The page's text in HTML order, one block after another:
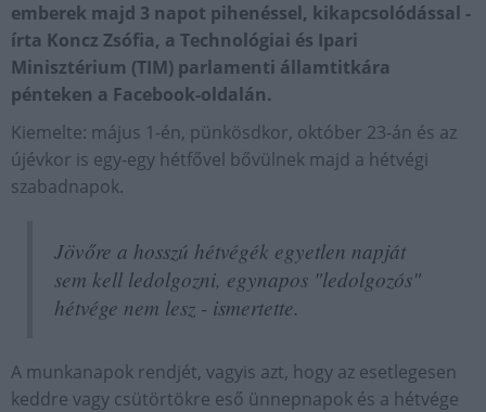
emberek majd 3 napot pihenéssel, kikapcsolódással -
írta Koncz Zsófia, a Technológiai és Ipari
Minisztérium (TIM) parlamenti államtitkára
pénteken a Facebook-oldalán.
Kiemelte: május 1-én, pünkösdkor, október 23-án és az
újévkor is egy-egy hétfővel bővülnek majd a hétvégi
szabadnapok.
Jövőre a hosszú hétvégék egyetlen napját
sem kell ledolgozni, egynapos "ledolgozós"
hétvége nem lesz - ismertette.
A munkanapok rendjét, vagyis azt, hogy az esetlegesen
keddre vagy csütörtökre eső ünnepnapok és a hétvége